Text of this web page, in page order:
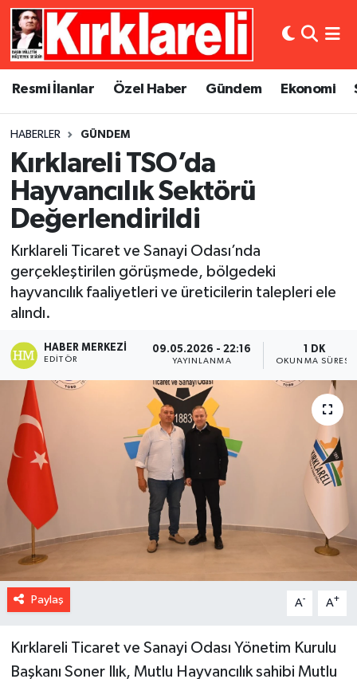
Resmi İlanlar Özel Haber Gündem Ekonomi
HABERLER GÜNDEM
Kırklareli TSO’da
Hayvancılık Sektörü
Değerlendirildi
Kırklareli Ticaret ve Sanayi Odası’nda
gerçekleştirilen görüşmede, bölgedeki
hayvancılık faaliyetleri ve üreticilerin talepleri ele
alındı.
HABER MERKEZI
EDITÖR
09.05.2026 - 22:16
YAYINLANMA
1 DK
OKUNMA SÜRESI
Paylaş A- A+
Kırklareli Ticaret ve Sanayi Odası Yönetim Kurulu
Başkanı Soner Ilık, Mutlu Hayvancılık sahibi Mutlu
Resmi İlanlar
Gündem
Siyaset
Spor
Asayiş
Dünya
Kültür Sanat
Magazin
Sağlık
Künye
Gizlilik Sözleşmesi
Merkez Nöbetçi Eczaneler
Merkez Trafik Yoğunluk Haritası
Süper Lig Puan Durumu ve Fikstür
Tüm Manşetler
Son Dakika Haberleri
Haber Arşivi